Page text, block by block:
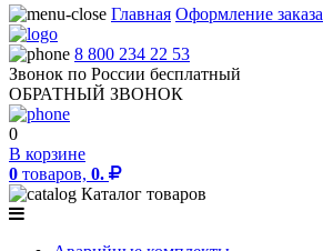
Главная Оформление заказа
8 800 234 22 53
Звонок по России бесплатный
ОБРАТНЫЙ ЗВОНОК
0
В корзине
0 товаров, 0.
Каталог товаров